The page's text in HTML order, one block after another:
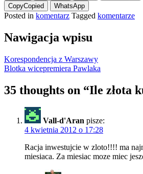
CopyCopied WhatsApp
Posted in komentarz Tagged komentarze
Nawigacja wpisu
Korespondencja z Warszawy
Blotka wicepremiera Pawlaka
35 thoughts on “Ile złota
Vall-d'Aran pisze:
4 kwietnia 2012 o 17:28
Racja inwestujcie w zloto!!!! ma
miesiaca. Za miesiac moze miec